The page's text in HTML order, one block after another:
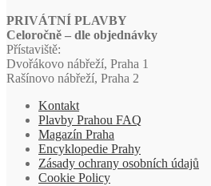
PRIVÁTNÍ PLAVBY
Celoročně – dle objednávky
Přístaviště:
Dvořákovo nábřeží, Praha 1
Rašínovo nábřeží, Praha 2
Kontakt
Plavby Prahou FAQ
Magazín Praha
Encyklopedie Prahy
Zásady ochrany osobních údajů
Cookie Policy